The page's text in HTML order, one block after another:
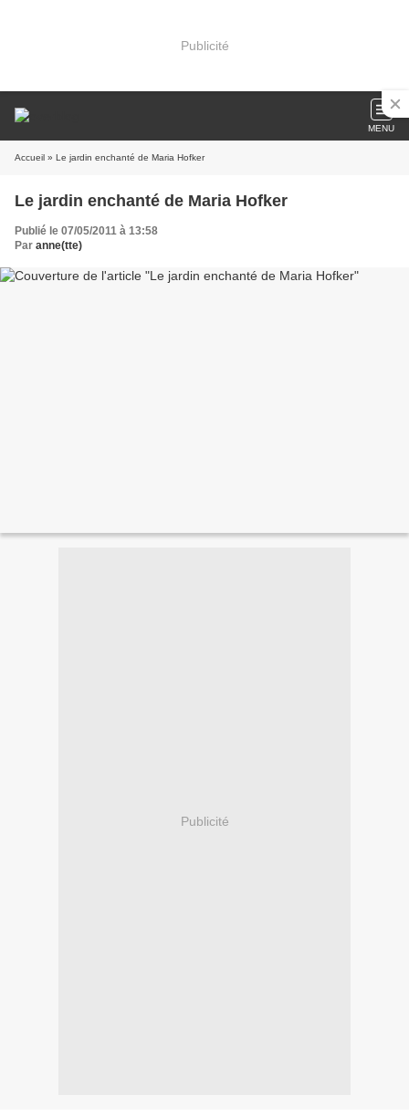
Publicité
MENU
Accueil » Le jardin enchanté de Maria Hofker
Le jardin enchanté de Maria Hofker
Publié le 07/05/2011 à 13:58
Par anne(tte)
Publicité